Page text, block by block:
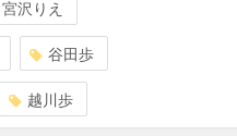
宮沢りえ
谷田歩
越川歩